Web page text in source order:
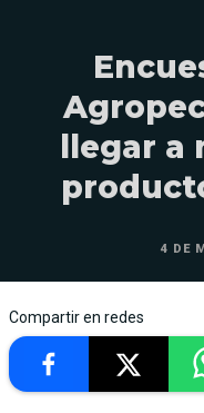
llegar a
4 DE
Compartir en redes